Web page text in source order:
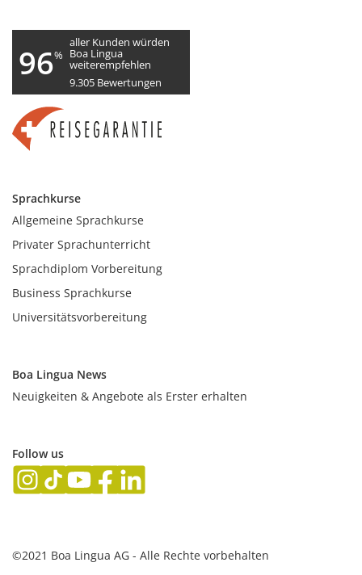
96%
aller Kunden würden
Boa Lingua
weiterempfehlen
9.305 Bewertungen
Sprachkurse
Allgemeine Sprachkurse
Privater Sprachunterricht
Sprachdiplom Vorbereitung
Business Sprachkurse
Universitätsvorbereitung
Boa Lingua News
Neuigkeiten & Angebote als Erster erhalten
Follow us
©2021 Boa Lingua AG - Alle Rechte vorbehalten